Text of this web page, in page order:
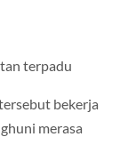
terpadu
bekerja
merasa